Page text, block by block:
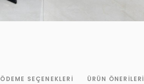
ÖDEME SEÇENEKLERI ÜRÜN ÖNERILERI